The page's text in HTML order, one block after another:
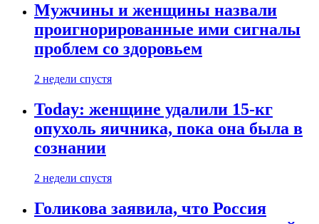
Мужчины и женщины назвали
проигнорированные ими сигналы
проблем со здоровьем
2 недели спустя
Today: женщине удалили 15-кг
опухоль яичника, пока она была в
сознании
2 недели спустя
Голикова заявила, что Россия